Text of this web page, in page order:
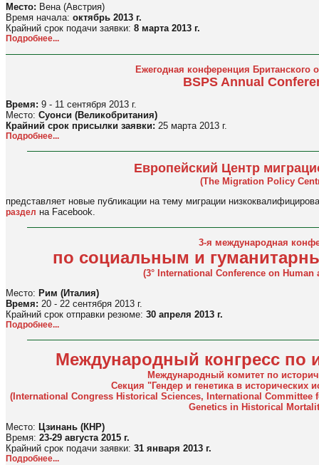
Место: Вена (Австрия)
Время начала: октябрь 2013 г.
Крайний срок подачи заявки: 8 марта 2013 г.
Подробнее...
Ежегодная конференция Британского
BSPS Annual
Время: 9 - 11 сентября 2013 г.
Место: Суонси (Великобритания)
Крайний срок присылки заявки: 25 марта 2013 г.
Подробнее...
Европейский Центр
(The Migration Policy
представляет новые публикации на тему миграции
раздел на Facebook.
3-я международная
по социальным и
(3° International Conference on Human
Место: Рим (Италия)
Время: 20 - 22 сентября 2013 г.
Крайний срок отправки резюме: 30 апреля 2013 г.
Подробнее...
Международный конгресс по
Международный комитет по
Секция "Гендер и генетика в исторических
(International Congress Historical Sciences, International
Genetics in Historical
Место: Цзинань (КНР)
Время: 23-29 августа 2015 г.
Крайний срок подачи заявки: 31 января 2013 г.
Подробнее...